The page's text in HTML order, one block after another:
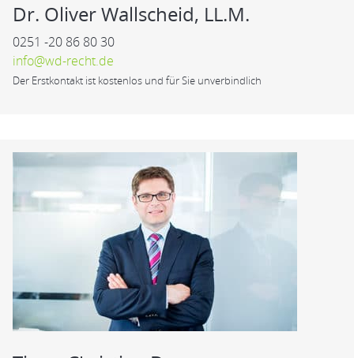
Dr. Oliver Wallscheid, LL.M.
0251 -20 86 80 30
info@wd-recht.de
Der Erstkontakt ist kostenlos und für Sie unverbindlich